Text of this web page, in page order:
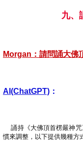
九、
Morgan ：請問誦大
AI(ChatGPT) ：
誦持《大佛頂首楞嚴神
慣來調整，以下提供幾種方